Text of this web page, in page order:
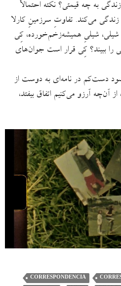
به چه قیمتی؟ نکته احتمالاً
می‌کند. تفاوتِ سرزمینِ کارلا
شیلی، شیلیِ همیشه‌زخم‌خورده، کِی
ببیند؟ کِی قرار است جوان‌های
دست‌کم در نامه‌ای به دوست از
آن‌چه آرزو می‌کنیم اتفاق بیفتد،
CORRESPONDENCIA